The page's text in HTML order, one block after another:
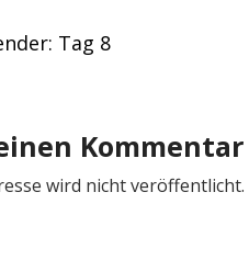
Tag 8
Kommentar
wird nicht veröffentlicht.